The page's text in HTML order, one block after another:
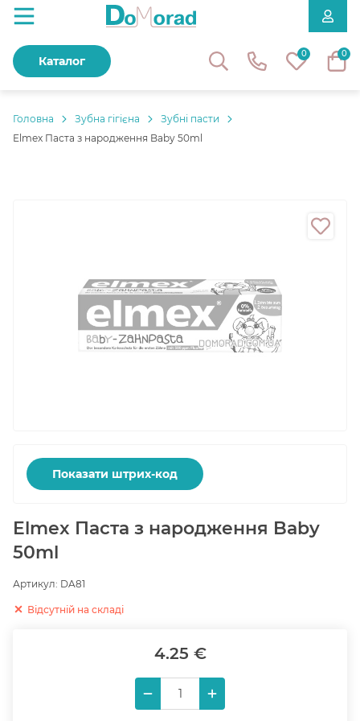
0 0
Каталог
Головнa Зубна гігієна
Зубні пасти
Elmex Паста з народження Baby 50ml
Показати штрих-код
Elmex Паста з народження Baby
50ml
Артикул: DA81
Відсутній на складі
4.25 €